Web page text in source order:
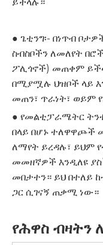
● ጌቲንግ፡- በነጥብ
ስብስቦችን ለመለየት
ፖሊጎኖች) መጠቀም
በሚያሟሉ ህዝቦች ላይ
መጠን፣ ጥራነት፣ ወይም
● የመልቲፓራሜትር
በላይ በሆኑ ተለዋዋጮች
ለማየት ይረዳሉ፣ ይህም
መመዘኛዎች እንዲለዩ
መበታተን። ይህ በተለይ
ጋር ሲገናኝ ጠቃሚ ነው።
የሕዋስ ብዛትን